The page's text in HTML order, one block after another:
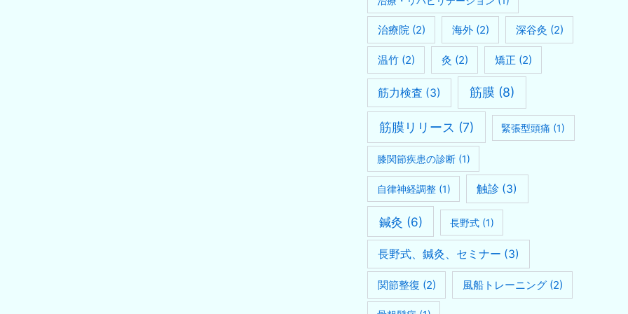
治療院 (2) 海外(2) 深谷灸 (2)
温竹(2) 灸 (2) 矯正 (2)
筋力検査 (3) 筋膜 (8)
筋膜リリース (7) 緊張型頭痛 (1)
膝関節疾患の診断(1)
自律神経調整(1) 触診 (3)
鍼灸 (6) 長野式(1)
長野式、鍼灸、セミナー (3)
関節整復 (2) 風船トレーニング(2)